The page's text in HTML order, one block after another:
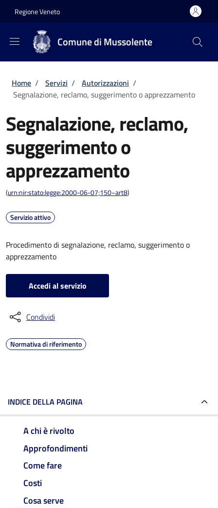
Regione Veneto
Comune di Mussolente
Briciole di pane
Home / Servizi / Autorizzazioni /
Segnalazione, reclamo, suggerimento o apprezzamento
Segnalazione, reclamo,
suggerimento o
apprezzamento
(urn:nir:stato:legge:2000-06-07;150~art8)
Servizio attivo
Procedimento di segnalazione, reclamo, suggerimento o
apprezzamento
Accedi al servizio
Condividi
Normativa di riferimento
INDICE DELLA PAGINA
A chi è rivolto
Approfondimenti
Come fare
Costi
Cosa serve